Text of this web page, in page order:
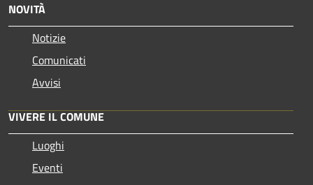
NOVITÀ
Notizie
Comunicati
Avvisi
VIVERE IL COMUNE
Luoghi
Eventi